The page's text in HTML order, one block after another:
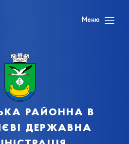
Меню
районна в
державна